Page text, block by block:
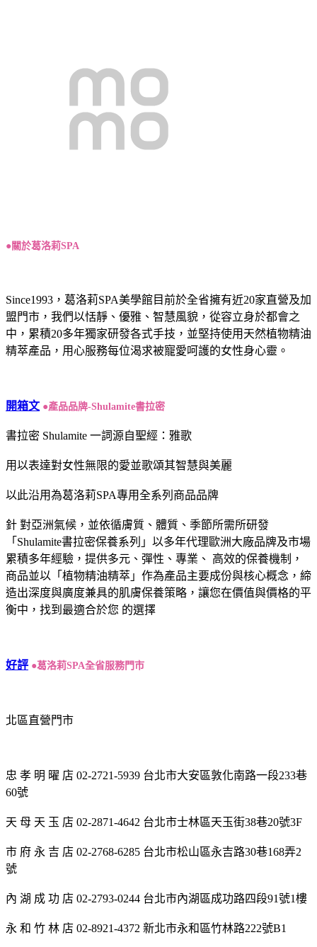
●關於葛洛莉SPA
Since1993，葛洛莉SPA美學館目前於全省擁有近20家直營及加
盟門市，我們以恬靜、優雅、智慧風貌，從容立身於都會之
中，累積20多年獨家研發各式手技，並堅持使用天然植物精油
精萃產品，用心服務每位渴求被寵愛呵護的女性身心靈。
開箱文 ●產品品牌-Shulamite書拉密
書拉密 Shulamite 一詞源自聖經：雅歌
用以表達對女性無限的愛並歌頌其智慧與美麗
以此沿用為葛洛莉SPA專用全系列商品品牌
針 對亞洲氣候，並依循膚質、體質、季節所需所研發
「Shulamite書拉密保養系列」以多年代理歐洲大廠品牌及市場
累積多年經驗，提供多元、彈性、專業、 高效的保養機制，
商品並以「植物精油精萃」作為產品主要成份與核心概念，締
造出深度與廣度兼具的肌膚保養策略，讓您在價值與價格的平
衡中，找到最適合於您 的選擇
好評 ●葛洛莉SPA全省服務門市
北區直營門市
忠 孝 明 曜 店 02-2721-5939 台北市大安區敦化南路一段233巷
60號
天 母 天 玉 店 02-2871-4642 台北市士林區天玉街38巷20號3F
市 府 永 吉 店 02-2768-6285 台北市松山區永吉路30巷168弄2
號
內 湖 成 功 店 02-2793-0244 台北市內湖區成功路四段91號1樓
永 和 竹 林 店 02-8921-4372 新北市永和區竹林路222號B1